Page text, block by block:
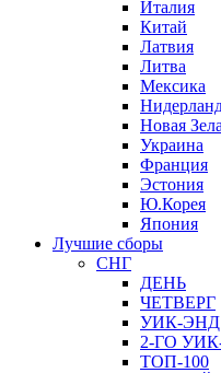
Италия
Китай
Латвия
Литва
Мексика
Новая
Украина
Франция
Эстония
Ю.Корея
Япония
Лучшие сборы
СНГ
ДЕНЬ
ЧЕТВЕРГ
УИК-ЭНД
2-ГО
ТОП-100